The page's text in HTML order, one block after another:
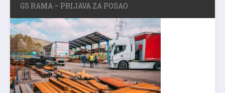
GS RAMA – PRIJAVA ZA POSAO